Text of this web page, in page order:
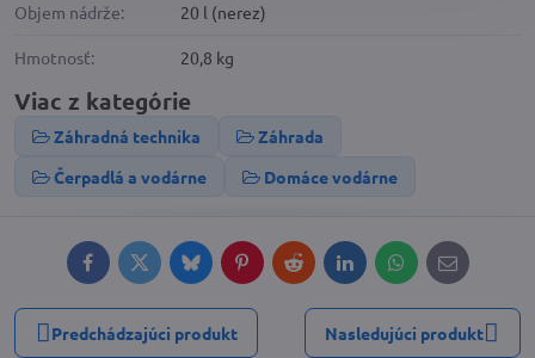
Objem nádrže: 20 l (nerez)
Hmotnosť: 20,8 kg
Viac z kategórie
Záhradná technika
Záhrada
Čerpadlá a vodárne
Domáce vodárne
FacebookTwitterBlueskyPinterestRedditLinkedInWhatsApp
E-
mail
Predchádzajúci produkt Nasledujúci produkt